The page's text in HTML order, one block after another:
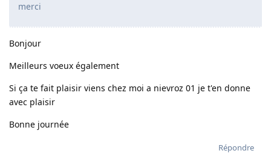
merci
Bonjour
Meilleurs voeux également
Si ça te fait plaisir viens chez moi a nievroz 01 je t'en donne
avec plaisir
Bonne journée
Répondre